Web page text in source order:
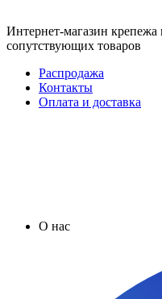
Интернет-магазин крепежа
сопутствующих товаров
Распродажа
Контакты
Оплата и доставка
О нас